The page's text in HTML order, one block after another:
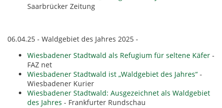
Saarbrücker Zeitung
06.04.25 - Waldgebiet des Jahres 2025 -
Wiesbadener Stadtwald als Refugium für seltene Käfer -
FAZ net
Wiesbadener Stadtwald ist „Waldgebiet des Jahres“ -
Wiesbadener Kurier
Wiesbadener Stadtwald: Ausgezeichnet als Waldgebiet
des Jahres - Frankfurter Rundschau